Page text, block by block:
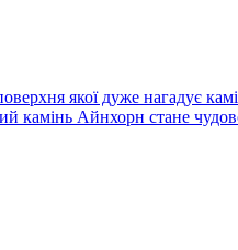
якої дуже нагадує
камінь Айнхорн стане